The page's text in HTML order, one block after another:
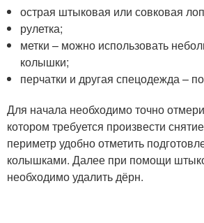
острая штыковая или совковая
рулетка;
метки – можно использовать
колышки;
перчатки и другая спецодежда –
Для начала необходимо точно
котором требуется произвести
периметр удобно отметить
колышками. Далее при помощи
необходимо удалить дёрн.